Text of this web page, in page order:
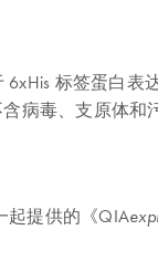
6xHis 标签蛋白
病毒、支原体和
起提供的《QIA